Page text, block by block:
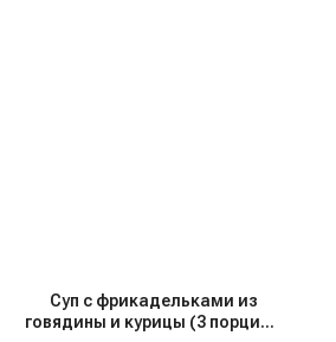
Суп с фрикадельками из
говядины и курицы (3 порции),